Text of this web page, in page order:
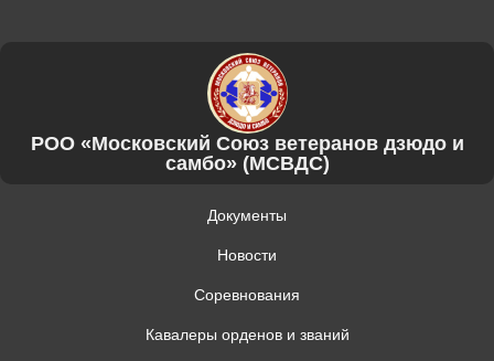
РОО «Московский Союз ветеранов дзюдо и
самбо» (МСВДС)
Документы
Новости
Соревнования
Кавалеры орденов и званий